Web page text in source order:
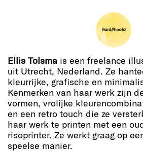
Ellis Tolsma is een freelance
uit Utrecht, Nederland. Ze
kleurrijke, grafische en
Kenmerken van haar werk zijn
vormen, vrolijke
en een retro touch die ze
haar werk te printen met een
risoprinter. Ze werkt graag op
speelse manier.